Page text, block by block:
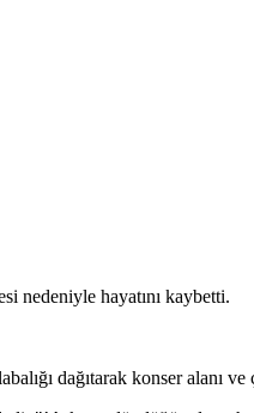
nedeniyle hayatını kaybetti.
dağıtarak konser alanı ve